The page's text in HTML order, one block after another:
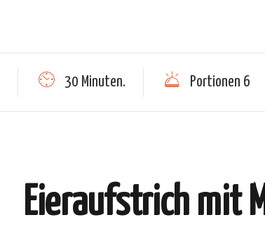
30 Minuten. Portionen 6
Eieraufstrich mit